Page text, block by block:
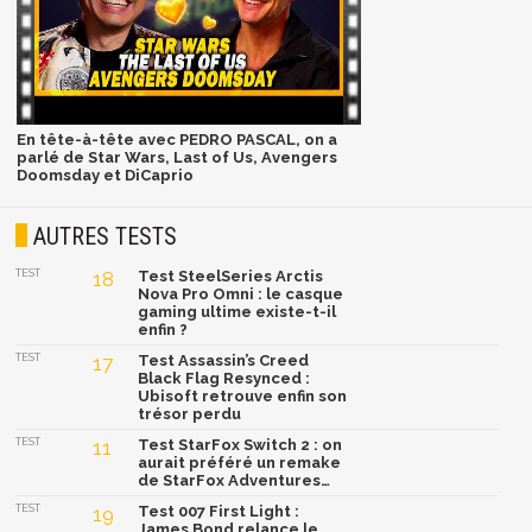
En tête-à-tête avec PEDRO PASCAL, on a
parlé de Star Wars, Last of Us, Avengers
Doomsday et DiCaprio
AUTRES TESTS
TEST 18
Test SteelSeries Arctis
Nova Pro Omni : le casque
gaming ultime existe-t-il
enfin ?
TEST 17
Test Assassin’s Creed
Black Flag Resynced :
Ubisoft retrouve enfin son
trésor perdu
TEST 11
Test StarFox Switch 2 : on
aurait préféré un remake
de StarFox Adventures…
TEST 19
Test 007 First Light :